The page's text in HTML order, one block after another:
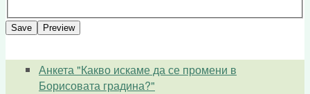
Анкета "Какво искаме да се промени в
Борисовата градина?"